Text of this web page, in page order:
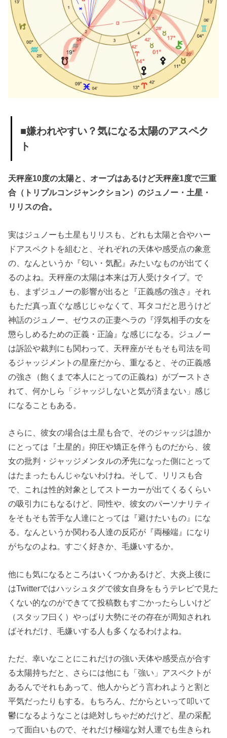
■嫌われやすい？気になる太陽のアスペク
ト
天秤座10度の太陽と、オーブはあるけど天秤座1度で三重
合（トリプルコンジャンクション）のジュノー・土星・
リリスの合。
実はジュノーも土星もリリスも、どれも太陽と合やハー
ドアスペクトを組むと、それぞれの天体や感受点の象意
の、なんというか『匂い・気配』みたいなものが出てく
るのよね。天秤座の太陽は本来は万人受けタイプ。で
も、まずジュノーの影響が出ると『正義感の強さ』それ
もただ真っ直ぐな感じじゃなくて、耳タコだと思うけど
神話のジュノー、ゼウスの正妻ヘラの『浮気相手の女を
懲らしめるための正義・正論』な感じになる。ジュノー
は訴訟や裁判にも関わって、天秤座がそもそも司法を司
るジャッジメントの星座だから、重なると、その正義感
の強さ（飽くまで本人にとっての正義ね）がブーストさ
れて、何かしら「ジャッジしないと気が済まない」感じ
になることもある。
さらに、彼女の場合は土星も合で、そのジャッジは誰か
にとっては『土星的』抑圧や矯正を伴うものだから、彼
女の批判・ジャッジメンタルの矛先になった側にとって
はたまったもんじゃないわけね。そして、リリスも合
で、これは性的対象としてストーカーが出てくるくらい
の吸引力にもなるけど、同性や、彼女のパーソナリティ
をそもそも苦手な人達にとっては『避けたいもの』にな
る。なんというか関わる人達の反応が『両極端』になり
がちなのよね。すごく好きか、毛嫌いするか。
他にも気になるところはいくつかあるけど、大炎上後に
はTwitterではハッシュタグで彼女自身をもうテレビで見た
くない的なのができてて投稿数もすごかったらしいけど
（スタッフ曰く）やっぱり大勢にその存在が周知されれ
ばそれだけ、毛嫌いする人も多くなるわけよね。
ただ、幸いなことにこれだけの強い天体や感受点が合す
る太陽持ちだと、さらには他にも「強い」アスペクトが
あるんでそれもあって、他人からどう言われようと割と
平気だったりもする。もちろん、だからといって叩いて
鬱になるようなことは絶対しちゃだめだけど、星の采配
って面白いもので、それだけ極端な対人運でも生きられ